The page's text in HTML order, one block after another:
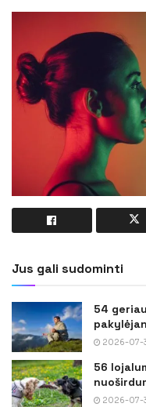
Jus gali sudominti
54
2026-07-
56
2026-07-